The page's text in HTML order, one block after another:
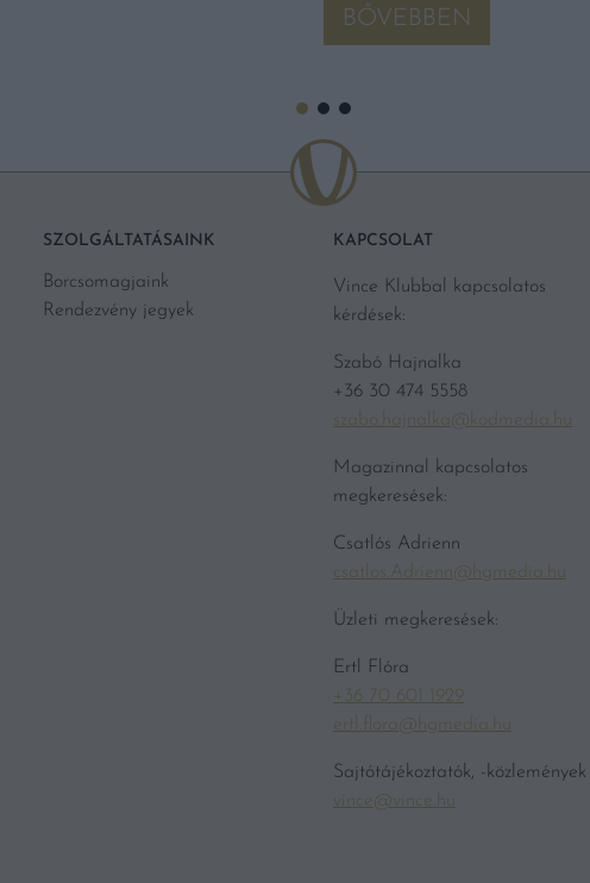
BŐVEBBEN
SZOLGÁLTATÁSAINK
Borcsomagjaink
Rendezvény jegyek
KAPCSOLAT
Vince Klubbal kapcsolatos
kérdések:
Szabó Hajnalka
+36 30 474 5558
szabo.hajnalka@kodmedia.hu
Magazinnal kapcsolatos
megkeresések:
Csatlós Adrienn
csatlos.Adrienn@hgmedia.hu
Üzleti megkeresések:
Ertl Flóra
+36 70 601 1929
ertl.flora@hgmedia.hu
Sajtótájékoztatók, -közlemények
vince@vince.hu